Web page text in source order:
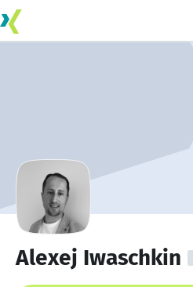
Alexej Iwaschkin